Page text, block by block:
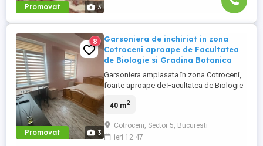
Promovat 3
Promovat 3
8
Garsoniera de inchiriat in zona
Cotroceni aproape de Facultatea
de Biologie si Gradina Botanica
Garsoniera amplasata în zona Cotroceni,
foarte aproape de Facultatea de Biologie
,etaj 4. Acces rapid către stațiile de metrou
către Spitalul Universitar, Opera Națională
și centrul orașului. Zona este apreciată
40 m2
Cotroceni, Sector 5, Bucuresti
ieri 12:47